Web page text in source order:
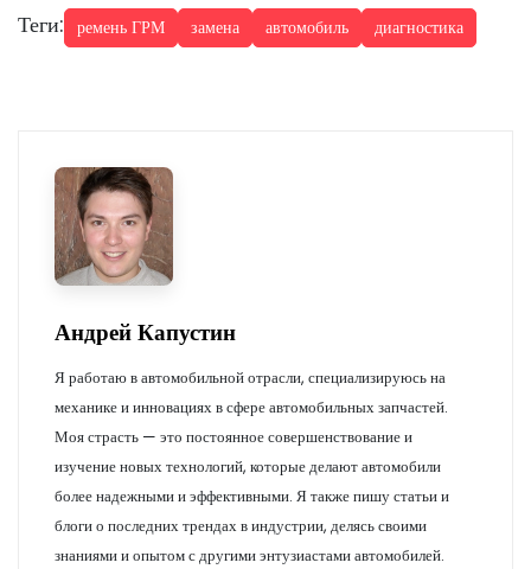
Теги: ремень ГРМ замена автомобиль диагностика
Андрей Капустин
Я работаю в автомобильной отрасли, специализируюсь на
механике и инновациях в сфере автомобильных запчастей.
Моя страсть — это постоянное совершенствование и
изучение новых технологий, которые делают автомобили
более надежными и эффективными. Я также пишу статьи и
блоги о последних трендах в индустрии, делясь своими
знаниями и опытом с другими энтузиастами автомобилей.